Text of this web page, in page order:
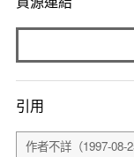
引用